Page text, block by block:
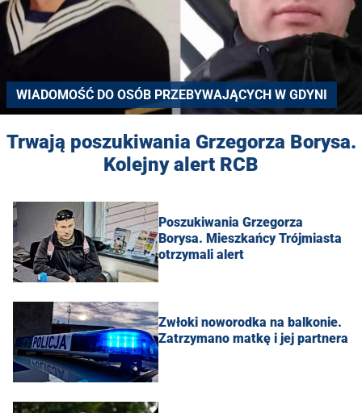
WIADOMOŚĆ DO OSÓB PRZEBYWAJĄCYCH W GDYNI
Trwają poszukiwania Grzegorza Borysa.
Kolejny alert RCB
Poszukiwania Grzegorza
Borysa. Mieszkańcy Trójmiasta
otrzymali alert
Zwłoki noworodka na balkonie.
Zatrzymano matkę i jej partnera